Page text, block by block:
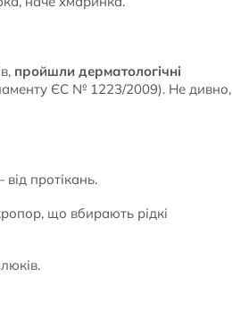
пройшли дерматологічні
ЄС № 1223/2009). Не дивно,
протікань.
що вбирають рідкі